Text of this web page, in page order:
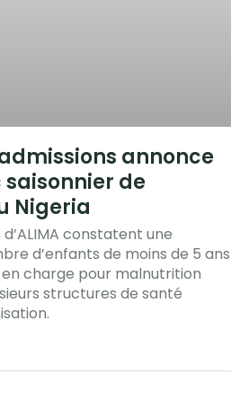
annonce
de
Nigeria
constatent une
d’enfants de moins de 5 ans
charge pour malnutrition
structures de santé